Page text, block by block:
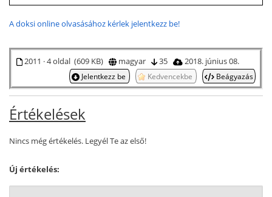
A doksi online olvasásához kérlek jelentkezz be!
2011 · 4 oldal (609 KB) magyar 35 2018. június 08.
Jelentkezz be Kedvencekbe Beágyazás
Értékelések
Nincs még értékelés. Legyél Te az első!
Új értékelés: